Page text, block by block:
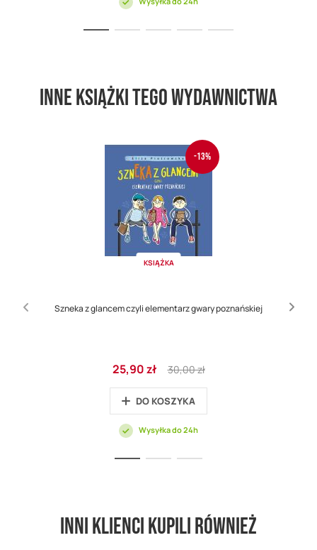
Inne książki tego wydawnictwa
-13%
KSIĄŻKA
Szneka z glancem czyli elementarz gwary poznańskiej
Cena
promocyjna
25,90 zł
Regular
Price
30,00 zł
DO KOSZYKA
Wysyłka do 24h
Inni klienci kupili również